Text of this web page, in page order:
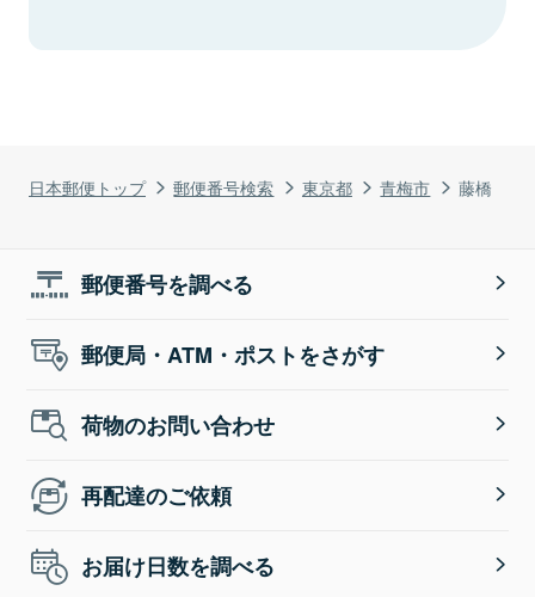
日本郵便トップ 郵便番号検索 東京都 青梅市 藤橋
郵便番号を調べる
郵便局・ATM・ポストをさがす
荷物のお問い合わせ
再配達のご依頼
お届け日数を調べる